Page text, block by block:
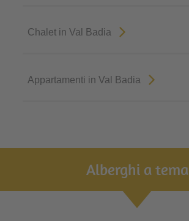
Chalet in Val Badia
Appartamenti in Val Badia
Alberghi a tema